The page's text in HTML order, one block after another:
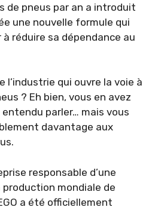
de pneus par an a introduit
une nouvelle formule qui
réduire sa dépendance au
l’industrie qui ouvre la voie à
? Eh bien, vous en avez
parler… mais vous
davantage aux
responsable d’une
mondiale de
a été officiellement